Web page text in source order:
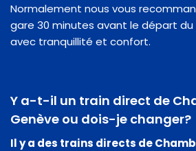
Normalement nous vous
gare 30 minutes avant le départ
avec tranquillité et confort.
Y a-t-il un train direct de
Genève ou dois-je changer?
Il y a des trains directs de